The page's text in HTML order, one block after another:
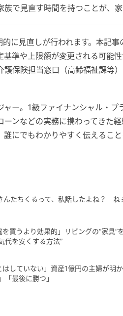
で見直す時間を持つことが、
に見直しが行われます。本記
基準や上限額が変更される可能
保険担当窓口（高齢福祉課等）
ー。1級ファイナンシャル・プ
ーンなどの実務に携わってきた
にでもわかりやすく伝えること
たちくるって、私話したよね？ ね
を買うより効果的」リビングの“家具
代を安くする方法”
はしていない」資産1億円の主婦が明
「最後に勝つ」